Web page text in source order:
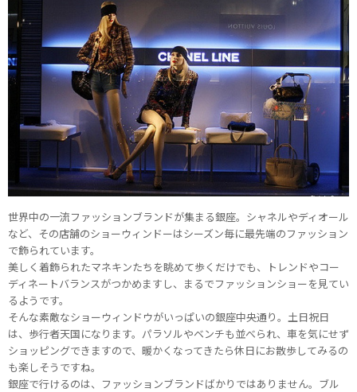
世界中の一流ファッションブランドが集まる銀座。シャネルやディオール
など、その店舗のショーウィンドーはシーズン毎に最先端のファッション
で飾られています。
美しく着飾られたマネキンたちを眺めて歩くだけでも、トレンドやコー
ディネートバランスがつかめますし、まるでファッションショーを見てい
るようです。
そんな素敵なショーウィンドウがいっぱいの銀座中央通り。土日祝日
は、歩行者天国になります。パラソルやベンチも並べられ、車を気にせず
ショッピングできますので、暖かくなってきたら休日にお散歩してみるの
も楽しそうですね。
銀座で行けるのは、ファッションブランドばかりではありません。ブル